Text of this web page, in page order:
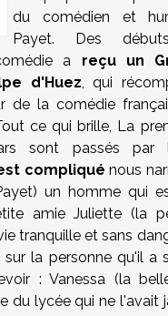
du comédien et
Payet. Des
a reçu un
d'Huez, qui
de la comédie
ce qui brille, La
sont passés par
compliqué nous
un homme qui
amie Juliette (la
tranquille et sans
la personne qu'il a
: Vanessa (la
du lycée qui ne l'avait